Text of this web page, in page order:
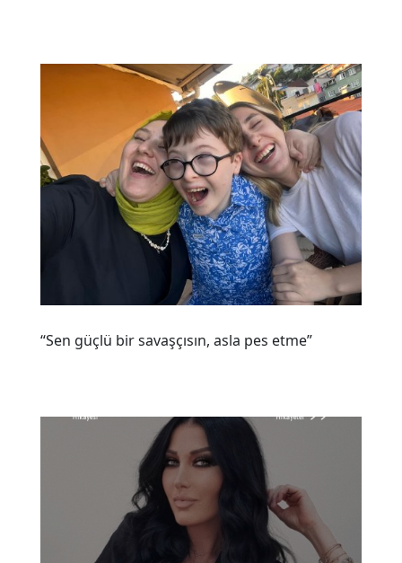
“Sen güçlü bir savaşçısın, asla pes etme”